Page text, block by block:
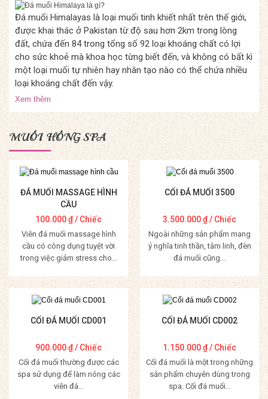
Đá muối Himalayas là loại muối tinh khiết nhất trên thế giới,
được khai thác ở Pakistan từ độ sau hơn 2km trong lòng
đất, chứa đến 84 trong tổng số 92 loại khoáng chất có lợi
cho sức khoẻ mà khoa học từng biết đến, và không có bất kì
một loại muối tự nhiên hay nhân tạo nào có thể chứa nhiều
loại khoáng chất đến vậy.
Xem thêm
MUỐI HỒNG SPA
ĐÁ MUỐI MASSAGE HÌNH
CẦU
100.000₫/ Chiếc
Viên đá muối massage hình
cầu có công dụng tuyệt vời
trong việc giảm stress cho...
Mua Hàng
CỐI ĐÁ MUỐI 3500
3.500.000₫/ Chiếc
Ngoài những sản phẩm mang
ý nghĩa tinh thần, tâm linh, đèn
đá muối cũng...
Mua Hàng
CỐI ĐÁ MUỐI CD001
900.000₫/ Chiếc
Cối đá muối thường được các
spa sử dụng để làm nóng các
viên đá...
CỐI ĐÁ MUỐI CD002
1.150.000₫/ Chiếc
Cối đá muối là một trong những
sản phẩm chuyên dùng trong
spa. Cối đá muối...